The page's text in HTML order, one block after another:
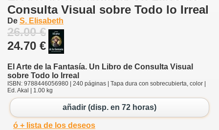
Consulta Visual sobre Todo lo Irreal
De S. Elisabeth
26.00 €
24.70 €
El Arte de la Fantasía. Un Libro de Consulta Visual
sobre Todo lo Irreal
ISBN: 9788446056980 | 240 páginas | Tapa dura con sobrecubierta, color |
Ed. Akal | 1.00 kg
añadir (disp. en 72 horas)
ó + lista de los deseos